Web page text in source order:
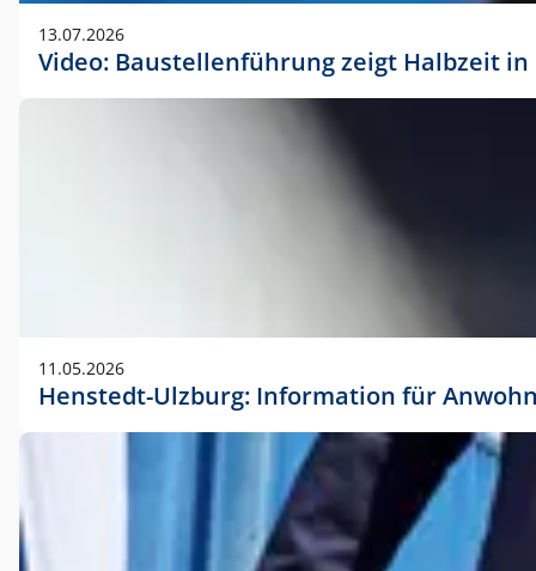
13.07.2026
Video: Baustellenführung zeigt Halbzeit
11.05.2026
Henstedt-Ulzburg: Information für